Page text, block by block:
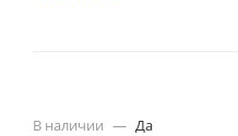
В наличии — Да